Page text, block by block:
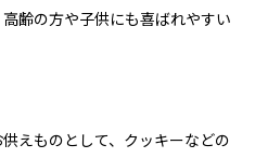
齢の方や子供にも喜ばれやすい
えものとして、クッキーなどの